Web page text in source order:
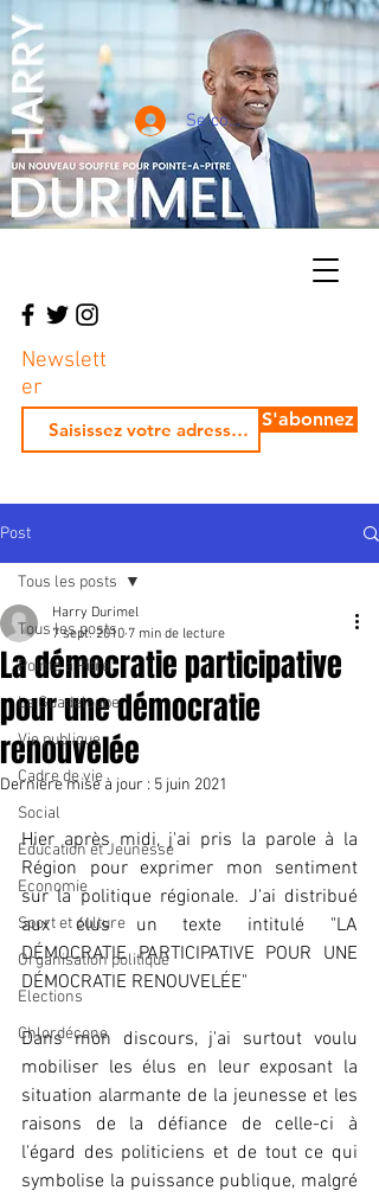
Se connecter
Newslett
er
S'abonnez
Post
Tous les posts
Pointe à Pitre
La Guadeloupe
Vie publique
Cadre de vie
Social
Education et Jeunesse
Economie
Sport et culture
Organisation politique
Elections
Chlordécone
Tous les posts
La démocratie participative
pour une démocratie
renouvelée
Harry Durimel
7 sept. 2010 7 min de lecture
Dernière mise à jour : 5 juin 2021
Hier après midi, j'ai pris la parole à la
Région pour exprimer mon sentiment
sur la politique régionale. J'ai distribué
aux élus un texte intitulé "LA
DÉMOCRATIE PARTICIPATIVE POUR UNE
DÉMOCRATIE RENOUVELÉE"
Dans mon discours, j'ai surtout voulu
mobiliser les élus en leur exposant la
situation alarmante de la jeunesse et les
raisons de la défiance de celle-ci à
l'égard des politiciens et de tout ce qui
symbolise la puissance publique, malgré